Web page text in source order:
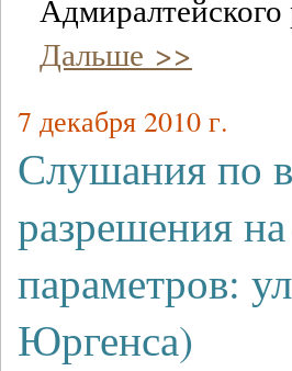
Адмиралтейского
Дальше >>
7 декабря 2010 г.
Слушания по
разрешения
параметров:
Юргенса)